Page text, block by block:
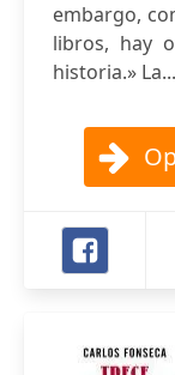
embargo,
libros, hay
historia.» La...